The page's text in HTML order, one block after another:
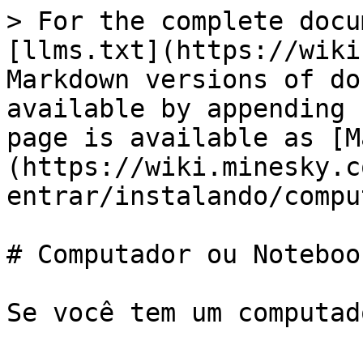
> For the complete
[llms.txt](https://
Markdown versions of
available by
page is available as
(https://
entrar/instalando/
# Computador ou
Se você tem um